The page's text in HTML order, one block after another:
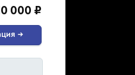
000 ₽
→